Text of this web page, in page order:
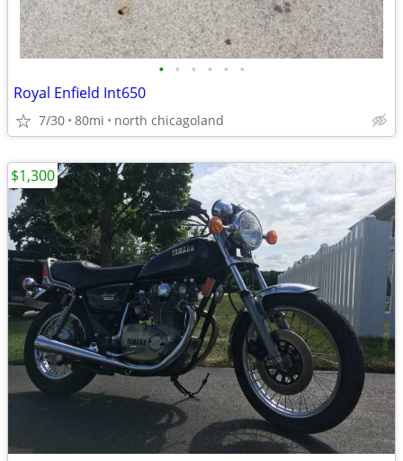
• • • • • •
Royal Enfield Int650
7/30 80mi north chicagoland
$1,300